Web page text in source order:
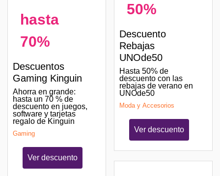
hasta
70%
Descuentos
Gaming Kinguin
Ahorra en grande:
hasta un 70 % de
descuento en juegos,
software y tarjetas
regalo de Kinguin
Gaming
Ver descuento
50%
Descuento
Rebajas
UNOde50
Hasta 50% de
descuento con las
rebajas de verano en
UNOde50
Moda y Accesorios
Ver descuento